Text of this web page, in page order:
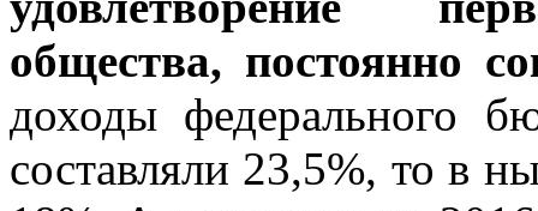
общества, постоянно
доходы федерального
составляли 23,5%, то в